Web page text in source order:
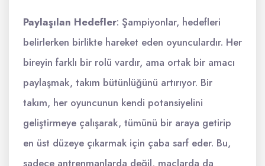
Paylaşılan Hedefler: Şampiyonlar, hedefleri
belirlerken birlikte hareket eden oyunculardır. Her
bireyin farklı bir rolü vardır, ama ortak bir amacı
paylaşmak, takım bütünlüğünü artırıyor. Bir
takım, her oyuncunun kendi potansiyelini
geliştirmeye çalışarak, tümünü bir araya getirip
en üst düzeye çıkarmak için çaba sarf eder. Bu,
sadece antrenmanlarda değil, maçlarda da